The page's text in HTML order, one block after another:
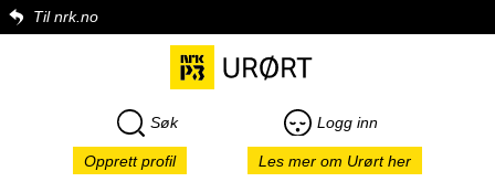
Til nrk.no
Søk Logg inn
Opprett profil Les mer om Urørt her